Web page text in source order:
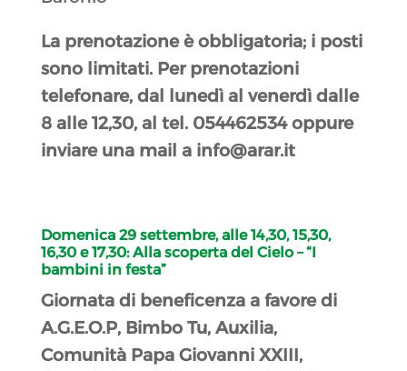
La prenotazione è obbligatoria; i posti
sono limitati. Per prenotazioni
telefonare, dal lunedì al venerdì dalle
8 alle 12,30, al tel. 054462534 oppure
inviare una mail a info@arar.it
Domenica 29 settembre, alle 14,30, 15,30,
16,30 e 17,30:Alla scoperta del Cielo – “I
bambini in festa”
Giornata di beneficenza a favore di
A.G.E.O.P, Bimbo Tu, Auxilia,
Comunità Papa Giovanni XXIII,